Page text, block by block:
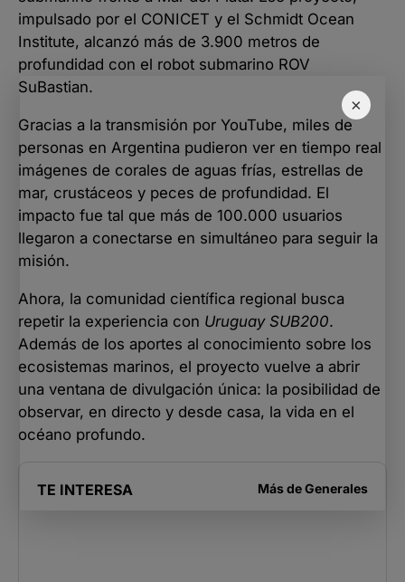
×
impulsado por el CONICET y el Schmidt Ocean
Institute, alcanzó más de 3.900 metros de
profundidad con el robot submarino ROV
SuBastian.
Gracias a la transmisión por YouTube, miles de
personas en Argentina pudieron ver en tiempo real
imágenes de corales de aguas frías, estrellas de
mar, crustáceos y peces de profundidad. El
impacto fue tal que más de 100.000 usuarios
llegaron a conectarse en simultáneo para seguir la
misión.
Ahora, la comunidad científica regional busca
repetir la experiencia con Uruguay SUB200.
Además de los aportes al conocimiento sobre los
ecosistemas marinos, el proyecto vuelve a abrir
una ventana de divulgación única: la posibilidad de
observar, en directo y desde casa, la vida en el
océano profundo.
TE INTERESA Más deGenerales